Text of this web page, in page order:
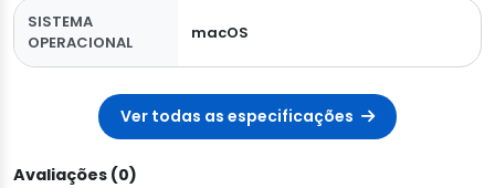
SISTEMA
OPERACIONAL
macOS
Ver todas as especificações
Avaliações (0)